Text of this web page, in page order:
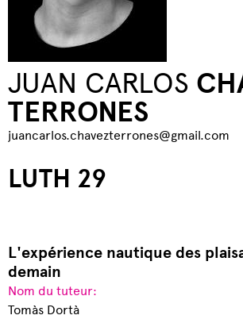
JUAN CARLOS
TERRONES
juancarlos.chavezterrones@gmail.com
LUTH 29
L'expérience nautique des
demain
Nom du tuteur:
Tomàs Dortà